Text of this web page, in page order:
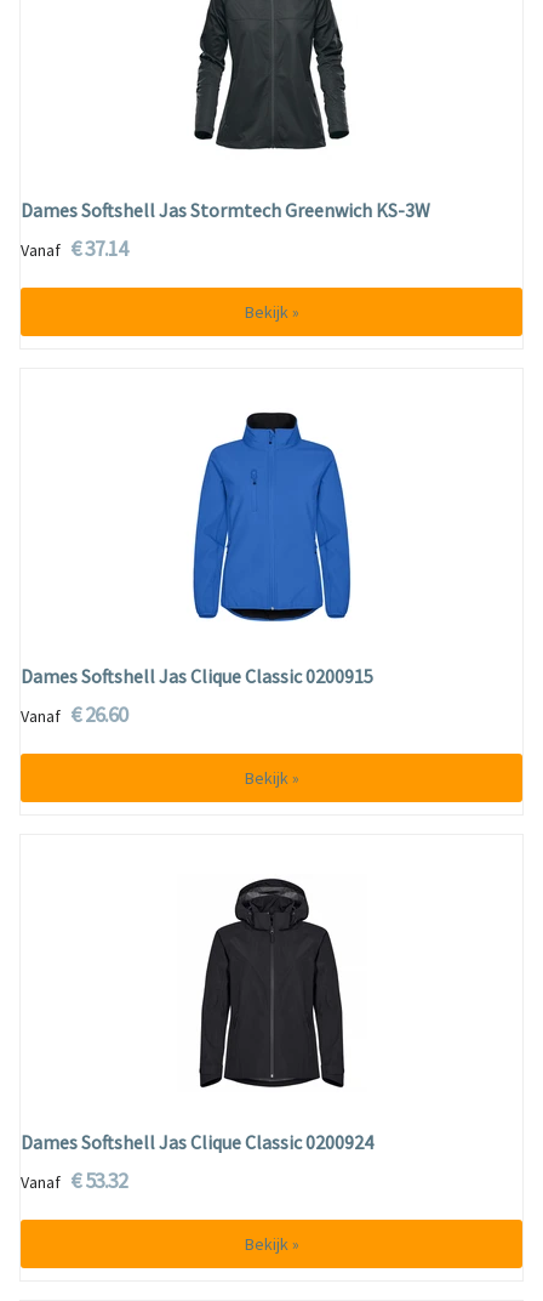
Dames Softshell Jas Stormtech Greenwich KS-3W
Vanaf € 37.14
Bekijk »
Dames Softshell Jas Clique Classic 0200915
Vanaf € 26.60
Bekijk »
Dames Softshell Jas Clique Classic 0200924
Vanaf € 53.32
Bekijk »